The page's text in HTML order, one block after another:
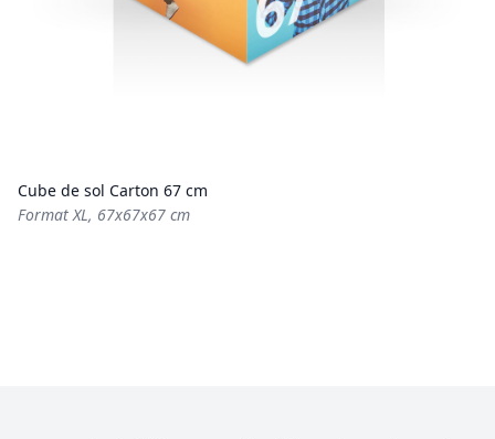
Cube de sol Carton 67 cm
Format XL, 67x67x67 cm